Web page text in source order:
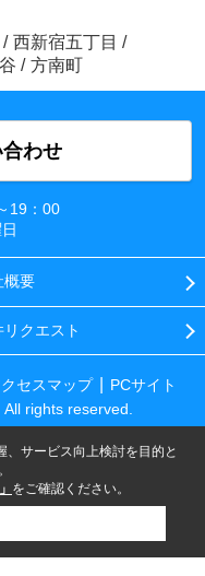
/ 西新宿五丁目 /
/ 方南町
わせ
19：00
概要
リクエスト
セスマップ
PCサイト
rights reserved.
サービス向上検討を目的と
をご確認ください。